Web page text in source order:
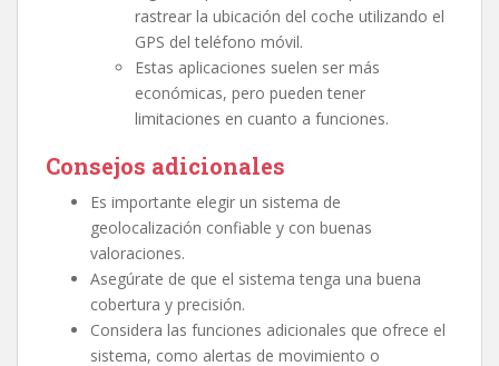
rastrear la ubicación del coche utilizando el
GPS del teléfono móvil.
Estas aplicaciones suelen ser más
económicas, pero pueden tener
limitaciones en cuanto a funciones.
Consejos adicionales
Es importante elegir un sistema de
geolocalización confiable y con buenas
valoraciones.
Asegúrate de que el sistema tenga una buena
cobertura y precisión.
Considera las funciones adicionales que ofrece el
sistema, como alertas de movimiento o